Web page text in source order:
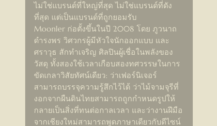
ไม่ใช่แบรนด์ที่ใหญ่ที่สุด ไม่ใช่แบรนด์ที่ดัง
ที่สุด แต่เป็นแบรนด์ที่ถูกยอมรับ
Moonler ก่อตั้งขึ้นในปี 2008 โดย ภูวนาถ
ดำรงพร วิศวกรผู้มีหัวใจนักออกแบบ และ
ศราวุธ สักทำเจริญ ศิลปินผู้เชื่อในพลังของ
วัสดุ ทั้งสองใช้เวลาเกือบสองทศวรรษในการ
ขัดเกลาวิสัยทัศน์เดียว: ว่าเฟอร์นิเจอร์
สามารถบรรจุความรู้สึกไว้ได้ ว่าไม้จามจุรีที่
งอกจากผืนดินไทยสามารถถูกกำหนดรูปให้
กลายเป็นสิ่งที่ทนต่อกาลเวลา และว่างานฝีมือ
จากเชียงใหม่สามารถพูดภาษาเดียวกับดีไซน์